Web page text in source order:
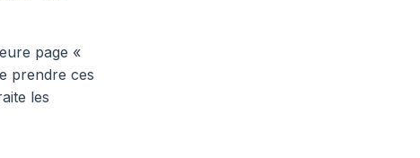
page «
prendre ces
les